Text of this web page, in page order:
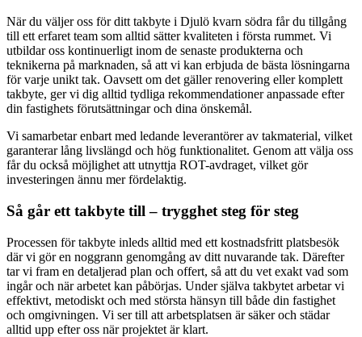
När du väljer oss för ditt takbyte i Djulö kvarn södra får du tillgång
till ett erfaret team som alltid sätter kvaliteten i första rummet. Vi
utbildar oss kontinuerligt inom de senaste produkterna och
teknikerna på marknaden, så att vi kan erbjuda de bästa lösningarna
för varje unikt tak. Oavsett om det gäller renovering eller komplett
takbyte, ger vi dig alltid tydliga rekommendationer anpassade efter
din fastighets förutsättningar och dina önskemål.
Vi samarbetar enbart med ledande leverantörer av takmaterial, vilket
garanterar lång livslängd och hög funktionalitet. Genom att välja oss
får du också möjlighet att utnyttja ROT-avdraget, vilket gör
investeringen ännu mer fördelaktig.
Så går ett takbyte till – trygghet steg för steg
Processen för takbyte inleds alltid med ett kostnadsfritt platsbesök
där vi gör en noggrann genomgång av ditt nuvarande tak. Därefter
tar vi fram en detaljerad plan och offert, så att du vet exakt vad som
ingår och när arbetet kan påbörjas. Under själva takbytet arbetar vi
effektivt, metodiskt och med största hänsyn till både din fastighet
och omgivningen. Vi ser till att arbetsplatsen är säker och städar
alltid upp efter oss när projektet är klart.